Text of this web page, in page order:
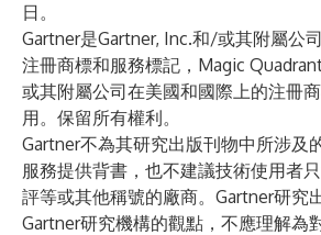
日。
Gartner是Gartner, Inc.和/或其附屬公
注冊商標和服務標記，Magic
或其附屬公司在美國和國際上的注冊
用。保留所有權利。
Gartner不為其研究出版刊物中所涉及
服務提供背書，也不建議技術使用者
評等或其他稱號的廠商。Gartner研究
Gartner研究機構的觀點，不應理解為